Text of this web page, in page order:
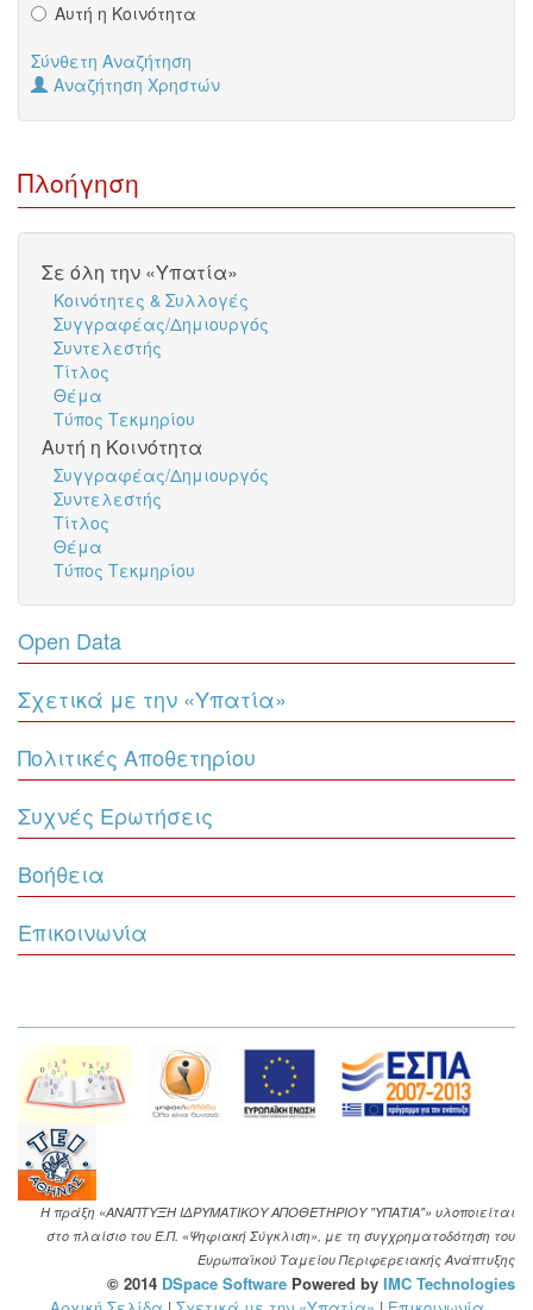
Αυτή η Κοινότητα
Σύνθετη Αναζήτηση
Αναζήτηση Χρηστών
Πλοήγηση
Σε όλη την «Υπατία»
Κοινότητες & Συλλογές
Συγγραφέας/Δημιουργός
Συντελεστής
Τίτλος
Θέμα
Τύπος Τεκμηρίου
Αυτή η Κοινότητα
Συγγραφέας/Δημιουργός
Συντελεστής
Τίτλος
Θέμα
Τύπος Τεκμηρίου
Open Data
Σχετικά με την «Υπατία»
Πολιτικές Αποθετηρίου
Συχνές Ερωτήσεις
Βοήθεια
Επικοινωνία
Η πράξη «ΑΝΑΠΤΥΞΗ ΙΔΡΥΜΑΤΙΚΟΥ ΑΠΟΘΕΤΗΡΙΟΥ "ΥΠΑΤΙΑ"» υλοποιείται
στο πλαίσιο του Ε.Π. «Ψηφιακή Σύγκλιση», με τη συγχρηματοδότηση του
Ευρωπαϊκού Ταμείου Περιφερειακής Ανάπτυξης
© 2014 DSpace Software Powered by IMC Technologies